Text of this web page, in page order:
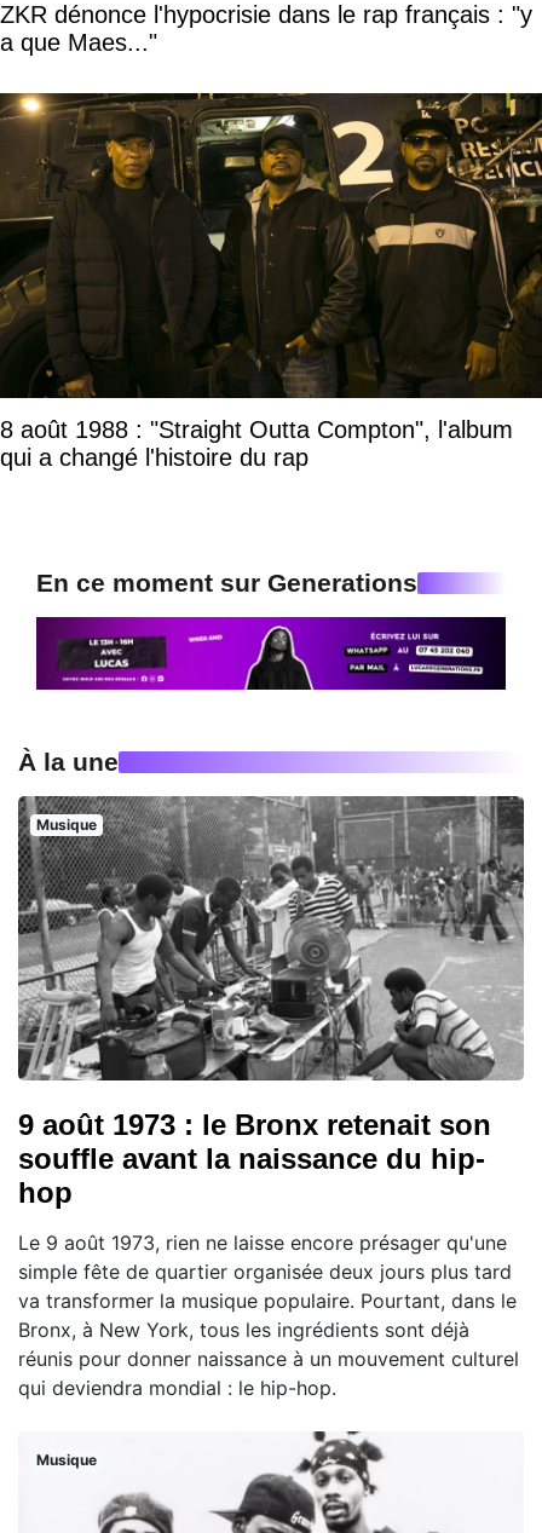
ZKR dénonce l'hypocrisie dans le rap français : "y
a que Maes..."
8 août 1988 : "Straight Outta Compton", l'album
qui a changé l'histoire du rap
En ce moment sur Generations
À la une
Musique
9 août 1973 : le Bronx retenait son
souffle avant la naissance du hip-
hop
Le 9 août 1973, rien ne laisse encore présager qu'une
simple fête de quartier organisée deux jours plus tard
va transformer la musique populaire. Pourtant, dans le
Bronx, à New York, tous les ingrédients sont déjà
réunis pour donner naissance à un mouvement culturel
qui deviendra mondial : le hip-hop.
Musique